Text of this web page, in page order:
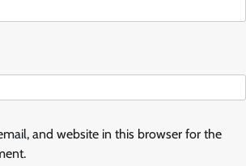
and website in this browser for the